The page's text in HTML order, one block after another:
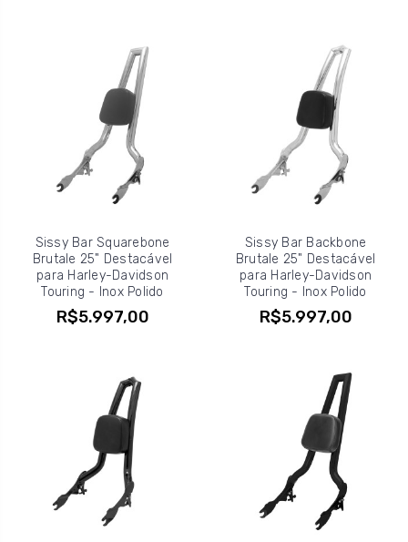
Sissy Bar Squarebone
Brutale 25" Destacável
para Harley-Davidson
Touring - Inox Polido
R$5.997,00
Sissy Bar Backbone
Brutale 25" Destacável
para Harley-Davidson
Touring - Inox Polido
R$5.997,00